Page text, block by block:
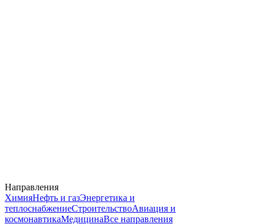
Направления
ХимияНефть и газЭнергетика и
теплоснабжениеСтроительствоАвиация и
космонавтикаМедицинаВсе направления